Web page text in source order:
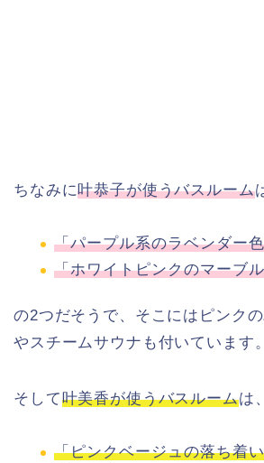
ちなみに叶恭子が使うバスルーム
「パープル系のラベンダー
「ホワイトピンクのマーブ
の2つだそうで、そこにはピンク
やスチームサウナも付いています。
そして叶美香が使うバスルームは、
「ピンクベージュの落ち着